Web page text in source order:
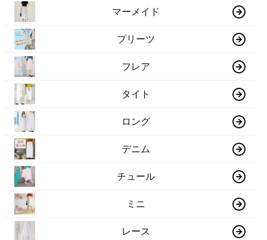
マーメイド
プリーツ
フレア
タイト
ロング
デニム
チュール
ミニ
レース